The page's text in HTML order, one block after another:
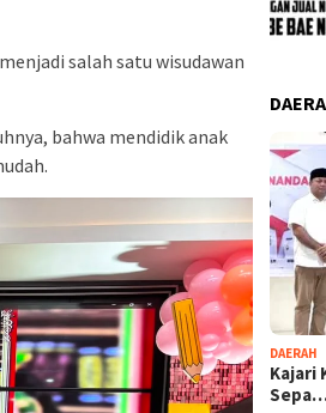
salah satu wisudawan
bahwa mendidik anak
DAERAH
Kajari